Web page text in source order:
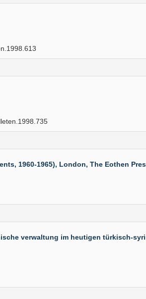
1960-1965), London, The Eothen
verwaltung im heutigen türkisch-